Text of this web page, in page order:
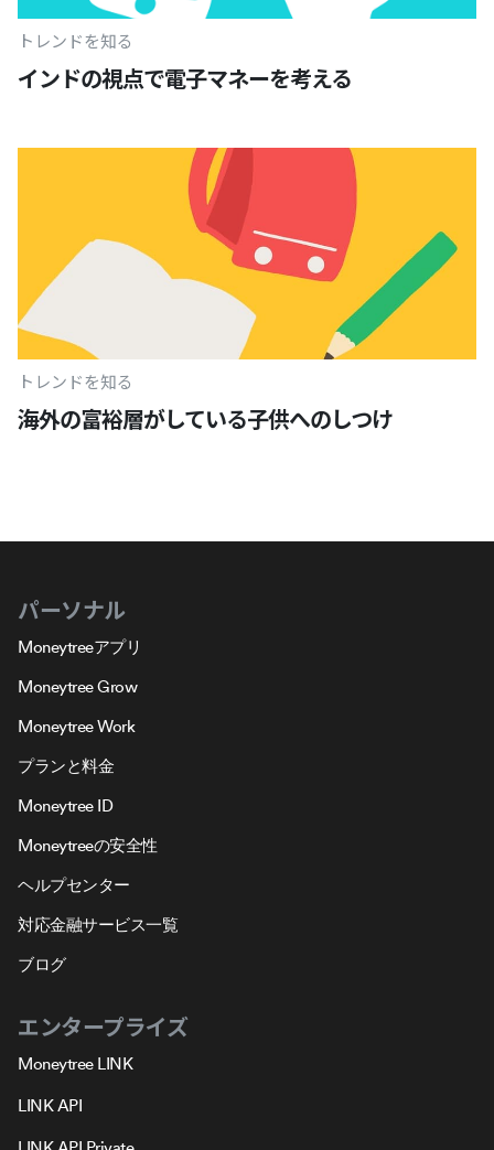
トレンドを知る
インドの視点で電子マネーを考える
トレンドを知る
海外の富裕層がしている子供へのしつけ
パーソナル
Moneytreeアプリ
Moneytree Grow
Moneytree Work
プランと料金
Moneytree ID
Moneytreeの安全性
ヘルプセンター
対応金融サービス一覧
ブログ
エンタープライズ
Moneytree LINK
LINK API